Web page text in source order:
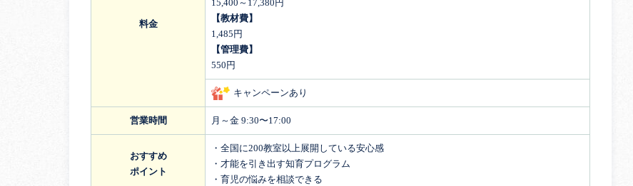
料金
15,400～17,380円
【教材費】
1,485円
【管理費】
550円
キャンペーンあり
営業時間 月～金 9:30〜17:00
おすすめ
ポイント
・全国に200教室以上展開している安心感
・才能を引き出す知育プログラム
・育児の悩みを相談できる